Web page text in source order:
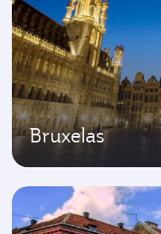
Bruxelas